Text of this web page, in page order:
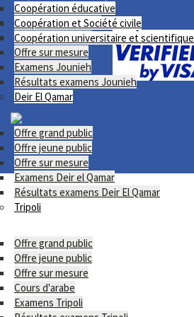
Offre grand public
Offre jeune public
Offre sur mesure
Examens Jounieh
Résultats examens Jounieh
Deir El Qamar
Offre grand public
Offre jeune public
Offre sur mesure
Examens Deir el Qamar
Résultats examens Deir El Qamar
Tripoli
Offre grand public
Offre jeune public
Offre sur mesure
Cours d'arabe
Examens Tripoli
Villa Al Qamar
Nazrati
Programmes de soutien
Appel à candidature
Coopération éducative
Coopération et Société civile
Coopération universitaire et scientifique